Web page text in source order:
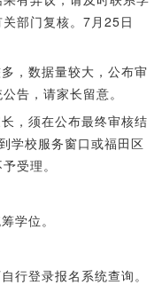
部门复核。7月25日
，数据量较大，公布审
告，请家长留意。
，须在公布最终审核结
学校服务窗口或福田区
受理。
学位。
行登录报名系统查询。